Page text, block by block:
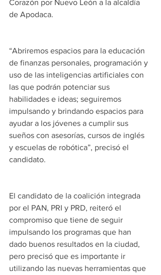
Corazón por Nuevo León a la alcaldía
de Apodaca.
“Abriremos espacios para la educación
de finanzas personales, programación y
uso de las inteligencias artificiales con
las que podrán potenciar sus
habilidades e ideas; seguiremos
impulsando y brindando espacios para
ayudar a los jóvenes a cumplir sus
sueños con asesorías, cursos de inglés
y escuelas de robótica”, precisó el
candidato.
El candidato de la coalición integrada
por el PAN, PRI y PRD, reiteró el
compromiso que tiene de seguir
impulsando los programas que han
dado buenos resultados en la ciudad,
pero precisó que es importante ir
utilizando las nuevas herramientas que